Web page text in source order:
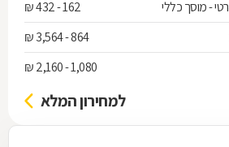
- מוסך כללי
162 - 432 ₪
864 - 3,564 ₪
1,080 - 2,160 ₪
למחירון המלא